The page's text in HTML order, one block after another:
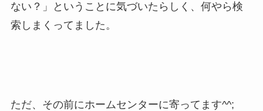
ない？」ということに気づいたらしく、何やら検
索しまくってました。
ただ、その前にホームセンターに寄ってます^^;